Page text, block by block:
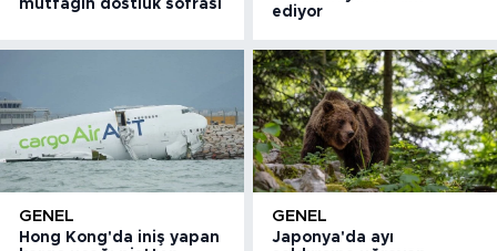
mutfağın dostluk sofrası
ediyor
GENEL
Hong Kong'da iniş yapan
GENEL
Japonya'da ayı